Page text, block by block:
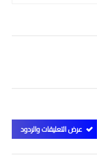
عرض التعليقات والردود